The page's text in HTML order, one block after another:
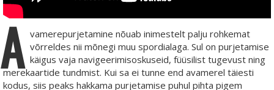
A vamerepurjetamine nõuab inimestelt palju rohkemat
võrreldes nii mõnegi muu spordialaga. Sul on purjetamise
käigus vaja navigeerimisoskuseid, füüsilist tugevust ning
merekaartide tundmist. Kui sa ei tunne end avamerel täiesti
kodus, siis peaks hakkama purjetamise puhul pihta pigem